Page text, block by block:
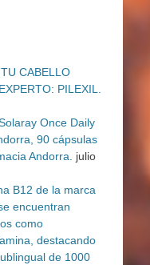
CABELLO
PILEXIL.
Once Daily
90 cápsulas
Andorra. julio
B12 de la marca
encuentran
como
destacando
de 1000